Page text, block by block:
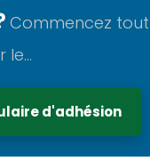
Commencez
d'adhésion